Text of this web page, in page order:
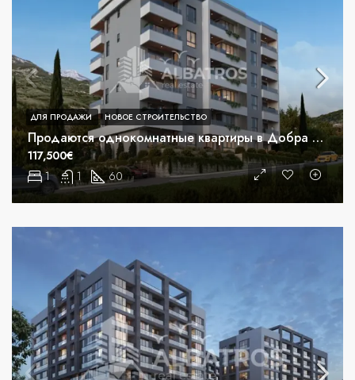
Продаются однокомнатные квартиры в Добра Вода, Бар
1 1 60 m²
117,500€
ДЛЯ ПРОДАЖИ НОВОЕ СТРОИТЕЛЬСТВО